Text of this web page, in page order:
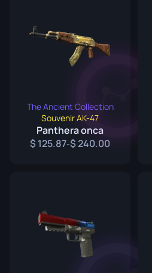
The Ancient Collection
Souvenir AK-47
Panthera onca
125.87- 240.00